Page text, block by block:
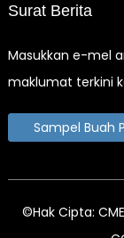
Surat Berita
Masukkan e-mel
maklumat terkini
Sampel Buah
©Hak Cipta: